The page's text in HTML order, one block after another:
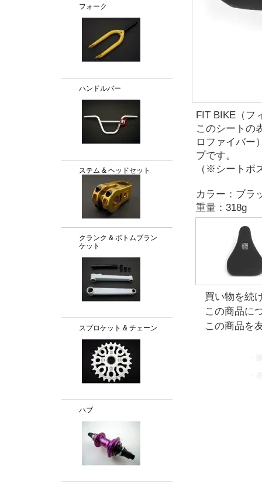
フォーク
ハンドルバー
ステム & ヘッドセット
クランク & ボトムブラン
ケット
スプロケット & チェーン
ハブ
FIT BIKE（フ
このシートの
ロファイバー
プです。
（※シートポ
カラー：ブラ
重量：318g
買い物を続
この商品に
この商品を